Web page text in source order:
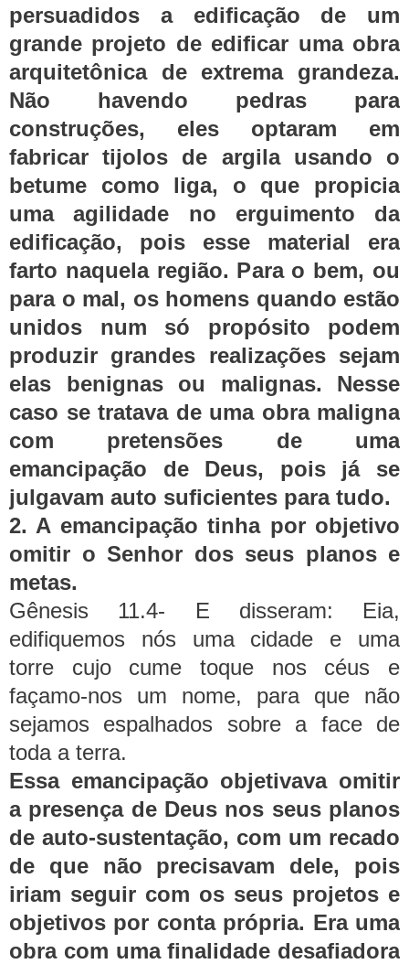
persuadidos a edificação de um
grande projeto de edificar uma obra
arquitetônica de extrema grandeza.
Não havendo pedras para
construções, eles optaram em
fabricar tijolos de argila usando o
betume como liga, o que propicia
uma agilidade no erguimento da
edificação, pois esse material era
farto naquela região. Para o bem, ou
para o mal, os homens quando estão
unidos num só propósito podem
produzir grandes realizações sejam
elas benignas ou malignas. Nesse
caso se tratava de uma obra maligna
com pretensões de uma
emancipação de Deus, pois já se
julgavam auto suficientes para tudo.
2. A emancipação tinha por objetivo
omitir o Senhor dos seus planos e
metas.
Gênesis 11.4- E disseram: Eia,
edifiquemos nós uma cidade e uma
torre cujo cume toque nos céus e
façamo-nos um nome, para que não
sejamos espalhados sobre a face de
toda a terra.
Essa emancipação objetivava omitir
a presença de Deus nos seus planos
de auto-sustentação, com um recado
de que não precisavam dele, pois
iriam seguir com os seus projetos e
objetivos por conta própria. Era uma
obra com uma finalidade desafiadora